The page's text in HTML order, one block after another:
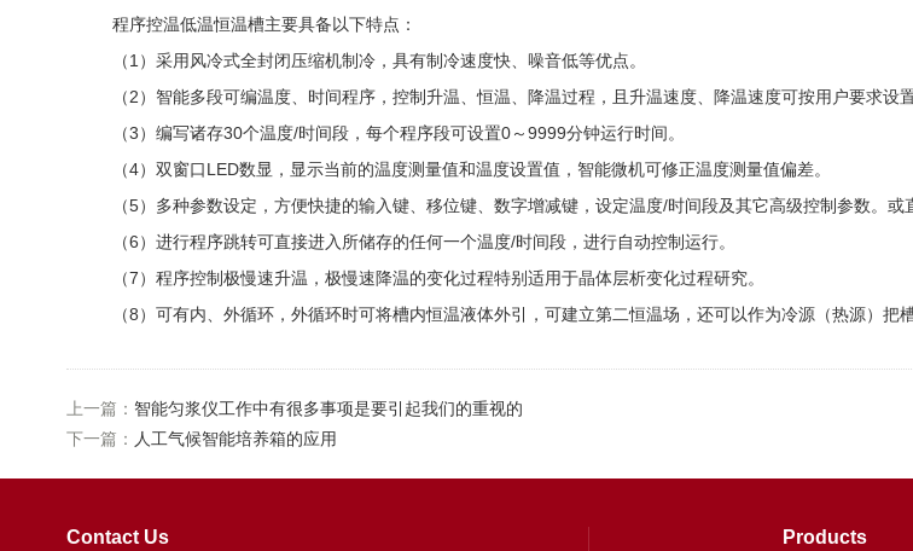
程序控温低温恒温槽主要具备以下特点：
（1）采用风冷式全封闭压缩机制冷，具有制冷速度快、噪音低等优点。
（2）智能多段可编温度、时间程序，控制升温、恒温、降温过程，且升温速度、降温速度可按用户要求设置
（3）编写诸存30个温度/时间段，每个程序段可设置0～9999分钟运行时间。
（4）双窗口LED数显，显示当前的温度测量值和温度设置值，智能微机可修正温度测量值偏差。
（5）多种参数设定，方便快捷的输入键、移位键、数字增减键，设定温度/时间段及其它高级控制参数。或
（6）进行程序跳转可直接进入所储存的任何一个温度/时间段，进行自动控制运行。
（7）程序控制极慢速升温，极慢速降温的变化过程特别适用于晶体层析变化过程研究。
（8）可有内、外循环，外循环时可将槽内恒温液体外引，可建立第二恒温场，还可以作为冷源（热源）把
上一篇： 智能匀浆仪工作中有很多事项是要引起我们的重视的
下一篇： 人工气候智能培养箱的应用
Contact Us Products